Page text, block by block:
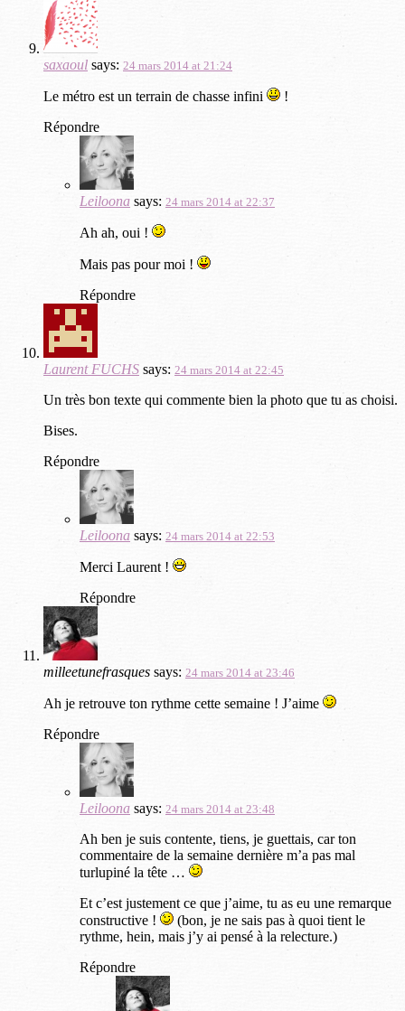
saxaoul says: 24 mars 2014 at 21:24
Le métro est un terrain de chasse infini
!
Répondre
Leiloona says: 24 mars 2014 at 22:37
Ah ah, oui !
Mais pas pour moi !
Répondre
Laurent FUCHS says: 24 mars 2014 at 22:45
Un très bon texte qui commente bien la photo que tu as choisi.
Bises.
Répondre
Leiloona says: 24 mars 2014 at 22:53
Merci Laurent !
Répondre
milleetunefrasques says: 24 mars 2014 at 23:46
Ah je retrouve ton rythme cette semaine ! J’aime
Répondre
Leiloona says: 24 mars 2014 at 23:48
Ah ben je suis contente, tiens, je guettais, car ton
commentaire de la semaine dernière m’a pas mal
turlupiné la tête …
Et c’est justement ce que j’aime, tu as eu une remarque
constructive !
(bon, je ne sais pas à quoi tient le
rythme, hein, mais j’y ai pensé à la relecture.)
Répondre